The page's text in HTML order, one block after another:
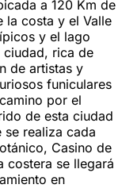
a 120 Km de
la costa y el Valle
y el lago
ciudad, rica de
de artistas y
funiculares
por el
de esta ciudad
se realiza cada
Casino de
costera se llegará
en